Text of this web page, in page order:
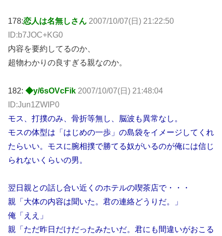
178:恋人は名無しさん 2007/10/07(日) 21:22:50
ID:b7JOC+KG0
内容を要約してるのか、
超物わかりの良すぎる親なのか。
182: ◆y/6sOVcFik 2007/10/07(日) 21:48:04
ID:Jun1ZWIP0
モス、打撲のみ、骨折等無し、脳波も異常なし。
モスの体型は「はじめの一歩」の島袋をイメージしてくれ
たらいい。モスに腕相撲で勝てる奴がいるのが俺には信じ
られないくらいの男。
翌日親との話し合い近くのホテルの喫茶店で・・・
親「大体の内容は聞いた。君の連絡どうりだ。」
俺「ええ」
親「ただ昨日だけだったみたいだ。君にも間違いがおこる